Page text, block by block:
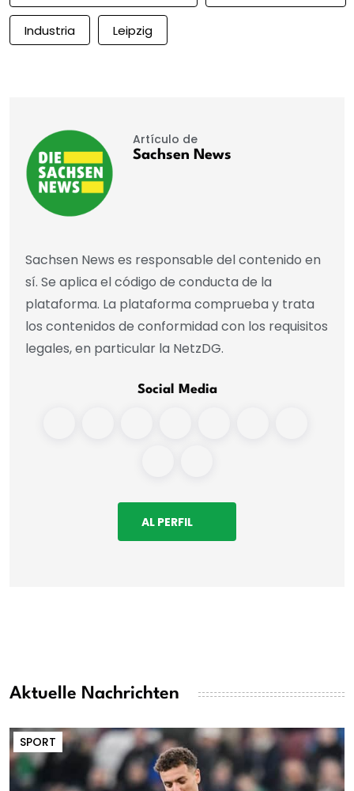
Industria Leipzig
Artículo de
Sachsen News
Sachsen News es responsable del contenido en
sí. Se aplica el código de conducta de la
plataforma. La plataforma comprueba y trata
los contenidos de conformidad con los requisitos
legales, en particular la NetzDG.
Social Media
AL PERFIL
Aktuelle Nachrichten
SPORT